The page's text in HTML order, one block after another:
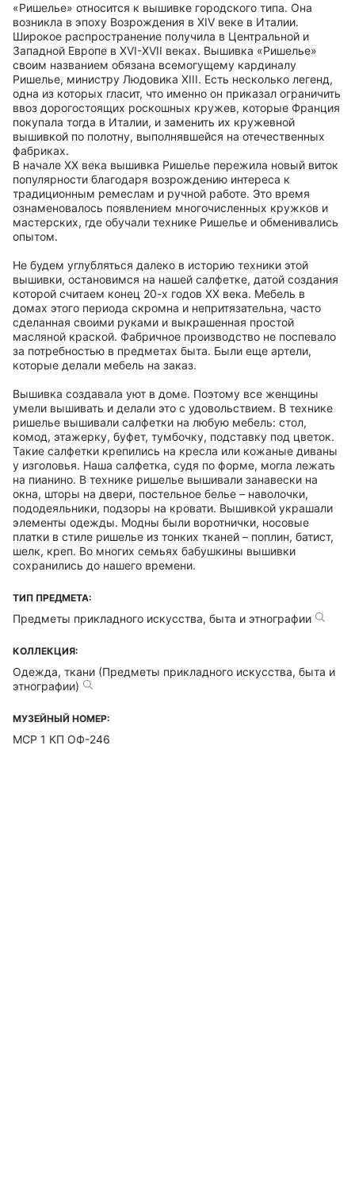
«Ришелье» относится к вышивке городского типа. Она
возникла в эпоху Возрождения в XIV веке в Италии.
Широкое распространение получила в Центральной и
Западной Европе в XVI-ХVII веках. Вышивка «Ришелье»
своим названием обязана всемогущему кардиналу
Ришелье, министру Людовика XIII. Есть несколько легенд,
одна из которых гласит, что именно он приказал ограничить
ввоз дорогостоящих роскошных кружев, которые Франция
покупала тогда в Италии, и заменить их кружевной
вышивкой по полотну, выполнявшейся на отечественных
фабриках.
В начале XX века вышивка Ришелье пережила новый виток
популярности благодаря возрождению интереса к
традиционным ремеслам и ручной работе. Это время
ознаменовалось появлением многочисленных кружков и
мастерских, где обучали технике Ришелье и обменивались
опытом.
Не будем углубляться далеко в историю техники этой
вышивки, остановимся на нашей салфетке, датой создания
которой считаем конец 20-х годов ХХ века. Мебель в
домах этого периода скромна и непритязательна, часто
сделанная своими руками и выкрашенная простой
масляной краской. Фабричное производство не поспевало
за потребностью в предметах быта. Были еще артели,
которые делали мебель на заказ.
Вышивка создавала уют в доме. Поэтому все женщины
умели вышивать и делали это с удовольствием. В технике
ришелье вышивали салфетки на любую мебель: стол,
комод, этажерку, буфет, тумбочку, подставку под цветок.
Такие салфетки крепились на кресла или кожаные диваны
у изголовья. Наша салфетка, судя по форме, могла лежать
на пианино. В технике ришелье вышивали занавески на
окна, шторы на двери, постельное белье – наволочки,
пододеяльники, подзоры на кровати. Вышивкой украшали
элементы одежды. Модны были воротнички, носовые
платки в стиле ришелье из тонких тканей – поплин, батист,
шелк, креп. Во многих семьях бабушкины вышивки
сохранились до нашего времени.
ТИП ПРЕДМЕТА:
Предметы прикладного искусства, быта и этнографии
КОЛЛЕКЦИЯ:
Одежда, ткани (Предметы прикладного искусства, быта и
этнографии)
МУЗЕЙНЫЙ НОМЕР:
МСР 1 КП ОФ-246